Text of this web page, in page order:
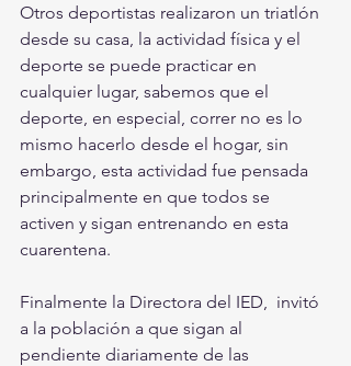
Otros deportistas realizaron un triatlón
desde su casa, la actividad física y el
deporte se puede practicar en
cualquier lugar, sabemos que el
deporte, en especial, correr no es lo
mismo hacerlo desde el hogar, sin
embargo, esta actividad fue pensada
principalmente en que todos se
activen y sigan entrenando en esta
cuarentena.
Finalmente la Directora del IED,  invitó
a la población a que sigan al
pendiente diariamente de las